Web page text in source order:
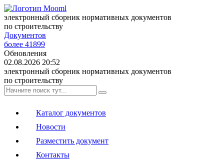
электронный сборник нормативных документов
по строительству
Документов
более 41899
Обновления
02.08.2026 20:52
электронный сборник нормативных документов
по строительству
Каталог документов
Новости
Разместить документ
Контакты